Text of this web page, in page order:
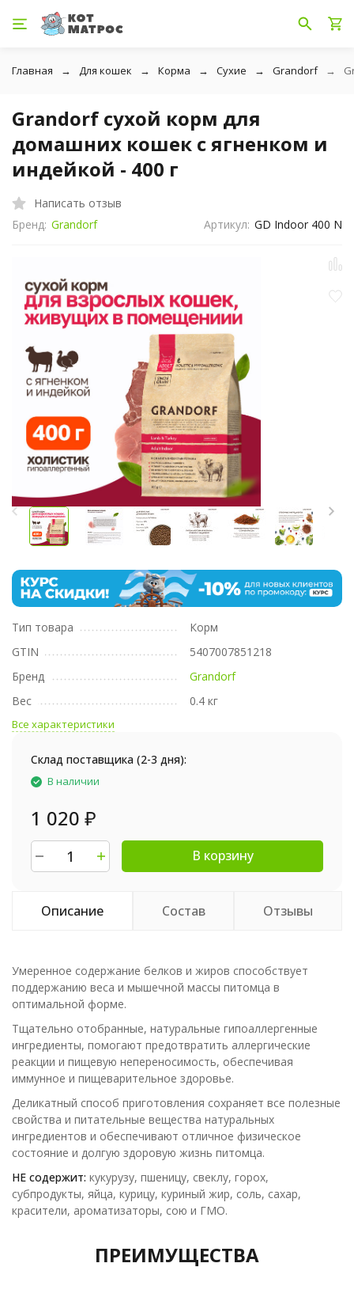
Главная Для кошек Корма Сухие Grandorf
Grandorf сухой корм для
домашних кошек с ягненком и
индейкой - 400 г
Написать отзыв
Бренд: Grandorf Артикул: GD Indoor 400 N
Тип товара
Корм
GTIN
5407007851218
Бренд
Grandorf
Вес
0.4 кг
Все характеристики
Склад поставщика (2-3 дня):
В наличии
1 020 ₽
В корзину
Описание Состав Отзывы
Умеренное содержание белков и жиров способствует
поддержанию веса и мышечной массы питомца в
оптимальной форме.
Тщательно отобранные, натуральные гипоаллергенные
ингредиенты, помогают предотвратить аллергические
реакции и пищевую непереносимость, обеспечивая
иммунное и пищеварительное здоровье.
Деликатный способ приготовления сохраняет все полезные
свойства и питательные вещества натуральных
ингредиентов и обеспечивают отличное физическое
состояние и долгую здоровую жизнь питомца.
НЕ содержит: кукурузу, пшеницу, свеклу, горох,
субпродукты, яйца, курицу, куриный жир, соль, сахар,
красители, ароматизаторы, сою и ГМО.
ПРЕИМУЩЕСТВА